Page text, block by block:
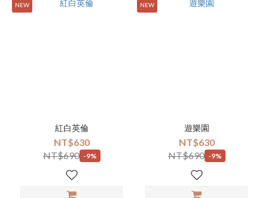
NEW
紅白英倫
NT$630
NT$690 -9%
NEW
遊樂園
NT$630
NT$690 -9%